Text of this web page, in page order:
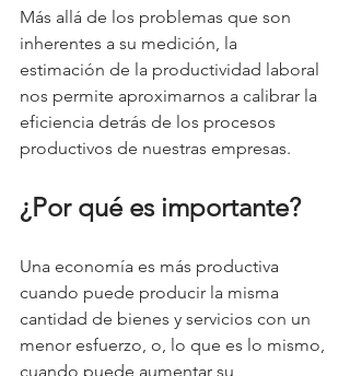
Más allá de los problemas que son
inherentes a su medición, la
estimación de la productividad laboral
nos permite aproximarnos a calibrar la
eficiencia detrás de los procesos
productivos de nuestras empresas.
¿Por qué es importante?
Una economía es más productiva
cuando puede producir la misma
cantidad de bienes y servicios con un
menor esfuerzo, o, lo que es lo mismo,
cuando puede aumentar su